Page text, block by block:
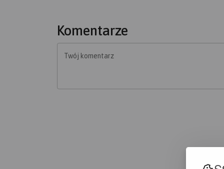
Komentarze
Twój komentarz